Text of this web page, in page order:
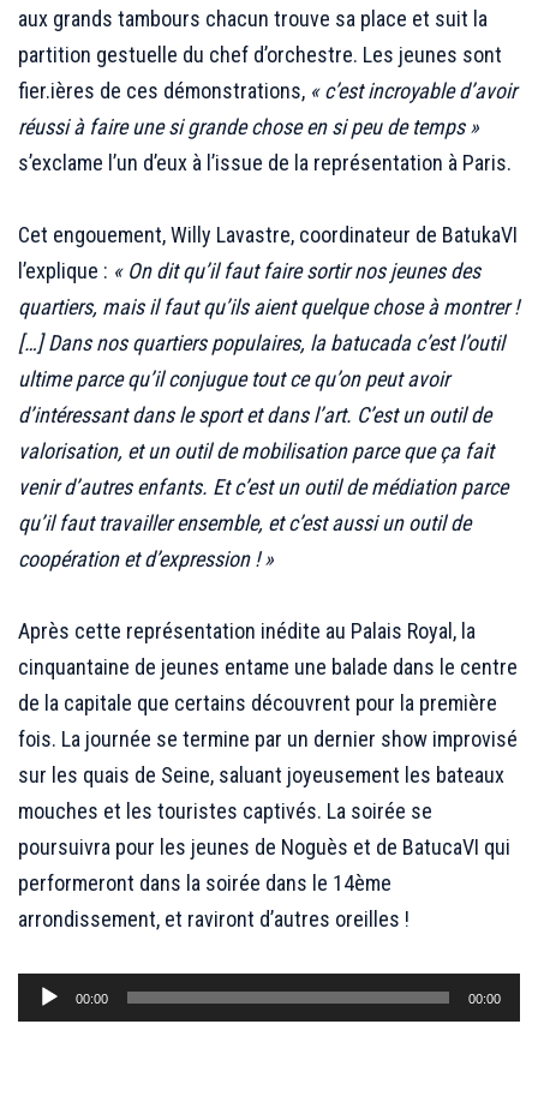
aux grands tambours chacun trouve sa place et suit la
partition gestuelle du chef d’orchestre. Les jeunes sont
fier.ières de ces démonstrations, « c’est incroyable d’avoir
réussi à faire une si grande chose en si peu de temps »
s’exclame l’un d’eux à l’issue de la représentation à Paris.
Cet engouement, Willy Lavastre, coordinateur de BatukaVI
l’explique : « On dit qu’il faut faire sortir nos jeunes des
quartiers, mais il faut qu’ils aient quelque chose à montrer !
[…] Dans nos quartiers populaires, la batucada c’est l’outil
ultime parce qu’il conjugue tout ce qu’on peut avoir
d’intéressant dans le sport et dans l’art. C’est un outil de
valorisation, et un outil de mobilisation parce que ça fait
venir d’autres enfants. Et c’est un outil de médiation parce
qu’il faut travailler ensemble, et c’est aussi un outil de
coopération et d’expression ! »
Après cette représentation inédite au Palais Royal, la
cinquantaine de jeunes entame une balade dans le centre
de la capitale que certains découvrent pour la première
fois. La journée se termine par un dernier show improvisé
sur les quais de Seine, saluant joyeusement les bateaux
mouches et les touristes captivés. La soirée se
poursuivra pour les jeunes de Noguès et de BatucaVI qui
performeront dans la soirée dans le 14ème
arrondissement, et raviront d’autres oreilles !
Lecteur
audio
00:00 00:00